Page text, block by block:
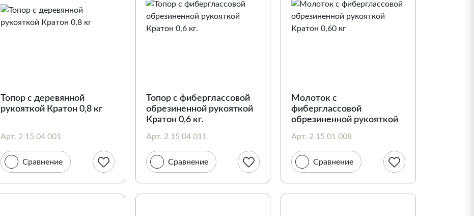
Топор с деревянной
рукояткой Кратон 0,8 кг
Арт. 2 15 04 001
Сравнение
Топор с фиберглассовой
обрезиненной рукояткой
Кратон 0,6 кг.
Арт. 2 15 04 011
Сравнение
Молоток с
фиберглассовой
обрезиненной рукояткой
Арт. 2 15 01 008
Сравнение